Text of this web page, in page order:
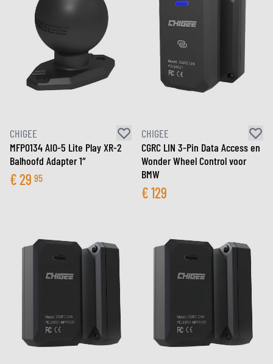
CHIGEE
MFP0134 AIO-5 Lite Play XR-2
Balhoofd Adapter 1″
€29 95
CHIGEE
CGRC LIN 3-Pin Data Access en
Wonder Wheel Control voor
BMW
€129